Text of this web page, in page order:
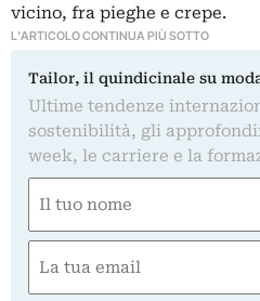
vicino, fra pieghe e crepe.
L'ARTICOLO CONTINUA PIÙ SOTTO
Tailor, il quindicinale su
Ultime tendenze
sostenibilità, gli
week, le carriere e la
(Required)
First
(Required)